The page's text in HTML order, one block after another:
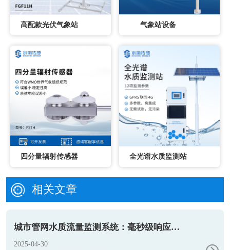
高配款光伏气象站 气象站设备
四分量辐射传感器 全光谱水质监测站
相关文章
城市管网水质流量监测系统：毫秒级响应的“水脉守护者”
2025-04-30